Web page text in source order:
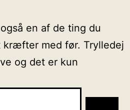
en af de ting du
kræfter med før. Trylledej
og det er kun